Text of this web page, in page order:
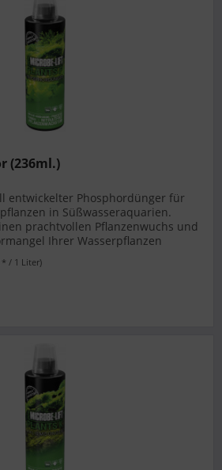
(236ml.)
entwickelter Phosphordünger für
in Süßwasseraquarien.
prachtvollen Pflanzenwuchs und
Ihrer Wasserpflanzen
* / 1 Liter)